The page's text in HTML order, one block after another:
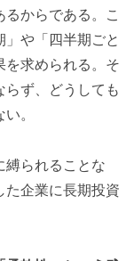
るからである。こ
や「四半期ごと
を求められる。そ
ず、どうしても
。
られることな
た企業に長期投資